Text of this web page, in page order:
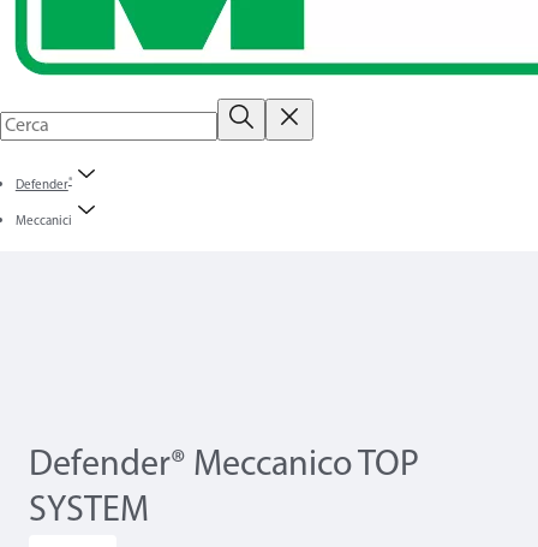
Defender®
Meccanici
Defender® Meccanico TOP
SYSTEM